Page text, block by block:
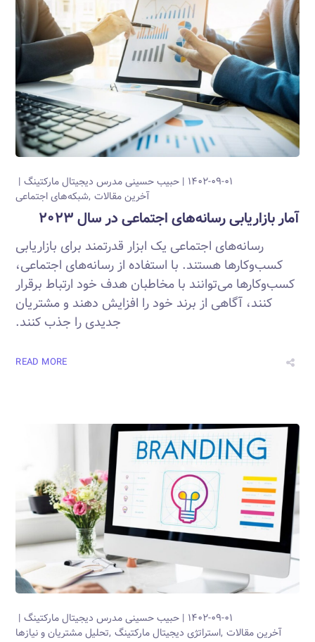
۱۴۰۲-۰۹-۰۱ حبیب حسینیمدرس دیجیتال مارکتینگ
آخرین مقالات شبکه‌های اجتماعی
آمار بازاریابی رسانه‌های اجتماعی در سال ۲۰۲۳
رسانه‌های اجتماعی یک ابزار قدرتمند برای بازاریابی
کسب‌وکارها هستند. با استفاده از رسانه‌های اجتماعی،
کسب‌وکارها می‌توانند با مخاطبان هدف خود ارتباط برقرار
کنند، آگاهی از برند خود را افزایش دهند و مشتریان
جدیدی را جذب کنند.
READ MORE
۱۴۰۲-۰۹-۰۱ حبیب حسینیمدرس دیجیتال مارکتینگ
آخرین مقالات استراتژی دیجیتال مارکتینگ تحلیل مشتریان و نیازها